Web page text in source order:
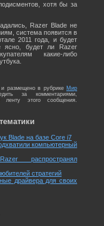
хотя бы за
Razer Blade не
система появится в
2011 года, и будет
ясно, будет ли Razer
какие-либо
размещено в рубрике Мир
за комментариями,
этого сообщения.
Blade на базе Core i7
компьютерный
распространял
стратегий
драйвера для своих